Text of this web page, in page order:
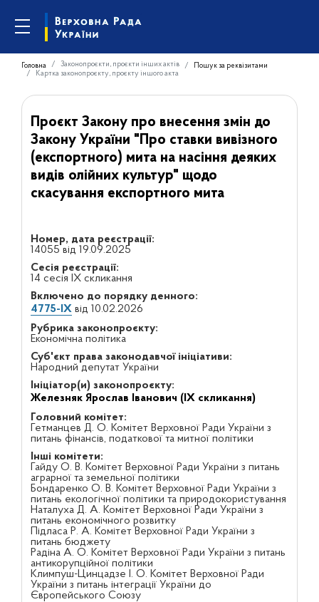
Головна Законопроєкти, проєкти інших актів
Пошук за реквізитами
Картка законопроєкту, проєкту іншого акта
Проєкт Закону про внесення змін до
Закону України "Про ставки вивізного
(експортного) мита на насіння деяких
видів олійних культур" щодо
скасування експортного мита
Номер, дата реєстрації:
14055 від 19.09.2025
Сесія реєстрації:
14 сесія IX скликання
Включено до порядку денного:
4775-IXвід 10.02.2026
Рубрика законопроєкту:
Економічна політика
Суб'єкт права законодавчої ініціативи:
Народний депутат України
Ініціатор(и) законопроєкту:
Железняк Ярослав Іванович (IX скликання)
Головний комітет:
Гетманцев Д. О. Комітет Верховної Ради України з
питань фінансів, податкової та митної політики
Інші комітети:
Гайду О. В. Комітет Верховної Ради України з питань
аграрної та земельної політики
Бондаренко О. В. Комітет Верховної Ради України з
питань екологічної політики та природокористування
Наталуха Д. А. Комітет Верховної Ради України з
питань економічного розвитку
Підласа Р. А. Комітет Верховної Ради України з
питань бюджету
Радіна А. О. Комітет Верховної Ради України з питань
антикорупційної політики
Климпуш-Цинцадзе І. О. Комітет Верховної Ради
України з питань інтеграції України до
Європейського Союзу